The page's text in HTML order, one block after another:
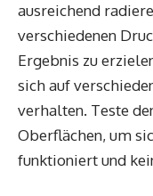
ausreichend
verschiedenen
Ergebnis zu
sich auf
verhalten. Teste
Oberflächen, um
funktioniert und